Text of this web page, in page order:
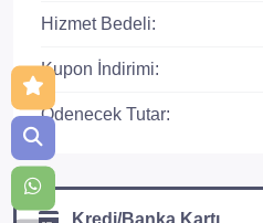
Hizmet Bedeli:
Kupon İndirimi:
Ödenecek Tutar:
Kredi/Banka Kartı